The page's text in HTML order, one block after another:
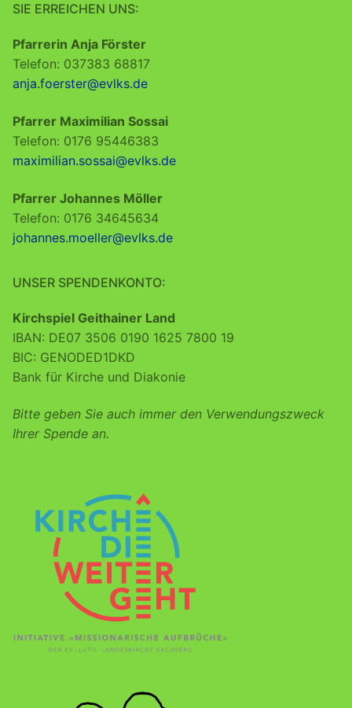
SIE ERREICHEN UNS:
Pfarrerin Anja Förster
Telefon: 037383 68817
anja.foerster@evlks.de
Pfarrer Maximilian Sossai
Telefon: 0176 95446383
maximilian.sossai@evlks.de
Pfarrer Johannes Möller
Telefon: 0176 34645634
johannes.moeller@evlks.de
UNSER SPENDENKONTO:
Kirchspiel Geithainer Land
IBAN: DE07 3506 0190 1625 7800 19
BIC: GENODED1DKD
Bank für Kirche und Diakonie
Bitte geben Sie auch immer den Verwendungszweck
Ihrer Spende an.